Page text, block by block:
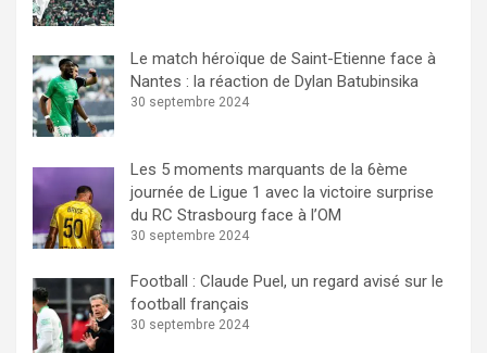
Le match héroïque de Saint-Etienne face à
Nantes : la réaction de Dylan Batubinsika
30 septembre 2024
Les 5 moments marquants de la 6ème
journée de Ligue 1 avec la victoire surprise
du RC Strasbourg face à l’OM
30 septembre 2024
Football : Claude Puel, un regard avisé sur le
football français
30 septembre 2024